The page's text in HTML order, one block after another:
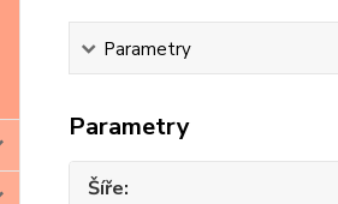
Parametry
Parametry
Šíře